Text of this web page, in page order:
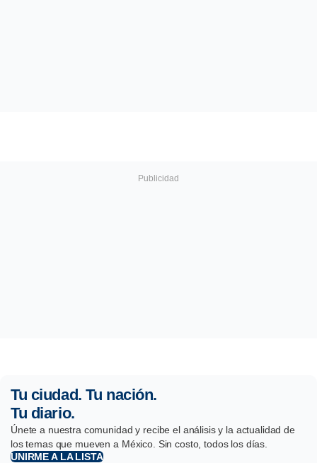
Tu ciudad. Tu nación.
Tu diario.
Únete a nuestra comunidad y recibe el análisis y la actualidad de
los temas que mueven a México. Sin costo, todos los días.
UNIRME A LA LISTA